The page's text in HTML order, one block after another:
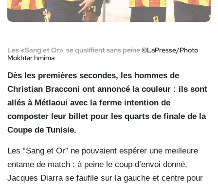
Les «Sang et Or» se qualifient sans peine©LaPresse/Photo
Mokhtar hmima
Dès les premières secondes, les hommes de
Christian Bracconi ont annoncé la couleur : ils sont
allés à Métlaoui avec la ferme intention de
composter leur billet pour les quarts de finale de la
Coupe de Tunisie.
Les “Sang et Or” ne pouvaient espérer une meilleure
entame de match : à peine le coup d’envoi donné,
Jacques Diarra se faufile sur la gauche et centre pour